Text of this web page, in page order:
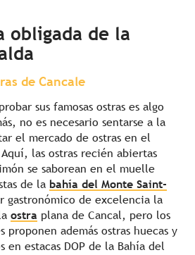
obligada de la
de Cancale
sus famosas ostras es algo
no es necesario sentarse a la
el mercado de ostras en el
las ostras recién abiertas
se saborean en el muelle
de la bahía del Monte Saint-
gastronómico de excelencia la
ostra plana de Cancal, pero los
proponen además ostras huecas y
estacas DOP de la Bahía del